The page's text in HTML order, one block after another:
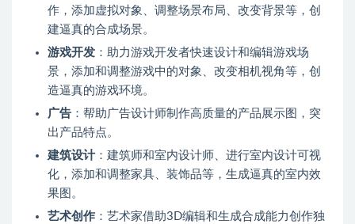
作，添加虚拟对象、调整场景布局、改变背景等，创
建逼真的合成场景。
游戏开发 ：助力游戏开发者快速设计和编辑游戏场
景，添加和调整游戏中的对象、改变相机视角等，创
造逼真的游戏环境。
广告 ：帮助广告设计师制作高质量的产品展示图，突
出产品特点。
建筑设计：建筑师和室内设计师、进行室内设计可视
化，添加和调整家具、装饰品等，生成逼真的室内效
果图。
艺术创作 ：艺术家借助3D编辑和生成合成能力创作独